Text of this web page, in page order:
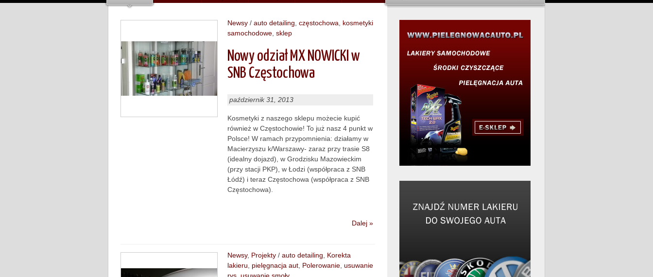
Newsy / auto detailing częstochowa
kosmetyki
samochodowe sklep
Nowy odział MX NOWICKI w
SNB Częstochowa
październik 31, 2013
Kosmetyki z naszego sklepu możecie kupić
również w Częstochowie! To już nasz 4 punkt w
Polsce! W ramach przypomnienia: działamy w
Macierzyszu k/Warszawy- zaraz przy trasie S8
(idealny dojazd), w Grodzisku Mazowieckim
(przy stacji PKP), w Łodzi (współpraca z SNB
Łódź) i teraz Częstochowa (współpraca z SNB
Częstochowa).
Dalej »
Newsy, Projekty / auto detailing
Korekta
lakieru
pielęgnacja aut Polerowanie usuwanie